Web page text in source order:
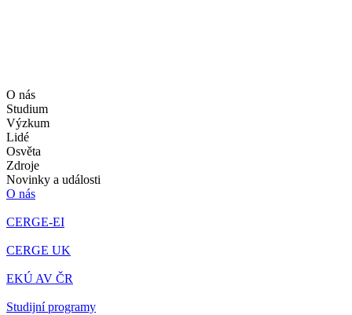
O nás
Studium
Výzkum
Lidé
Osvěta
Zdroje
Novinky a události
O nás
CERGE-EI
CERGE UK
EKÚ AV ČR
Studijní programy